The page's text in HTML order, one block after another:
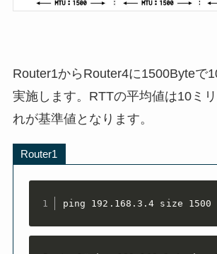
Router1からRouter4に1500Byteで
実施します。 RTTの平均値は10ミ
れが基準値となります。
Router1
ping 192.168.3.4 size 1500